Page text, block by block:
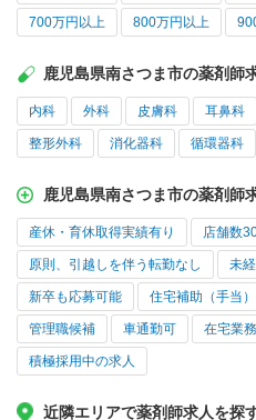
700万円以上 800万円以上
鹿児島県南さつま市の薬剤師
内科 外科 皮膚科 耳鼻科
整形外科 消化器科 循環器科
鹿児島県南さつま市の薬剤師
産休・育休取得実績有り 店舗数
原則、引越しを伴う転勤なし 未
新卒も応募可能 住宅補助（手当）
管理職候補 車通勤可 在宅業
積極採用中の求人
近隣エリアで薬剤師求人を探